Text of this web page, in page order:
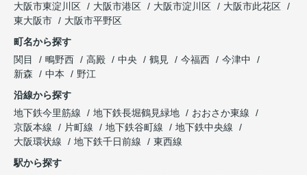
大阪市東淀川区
大阪市港区 大阪市淀川区
大阪市此花区
東大阪市
大阪市平野区
町名から探す
関目
鴫野西 高殿 中央 鶴見 今福西
今津中
新森
中本
野江
沿線から探す
地下鉄今里筋線
地下鉄長堀鶴見緑地
おおさか東線
京阪本線
片町線 地下鉄谷町線
地下鉄中央線
大阪環状線
地下鉄千日前線
東西線
駅から探す